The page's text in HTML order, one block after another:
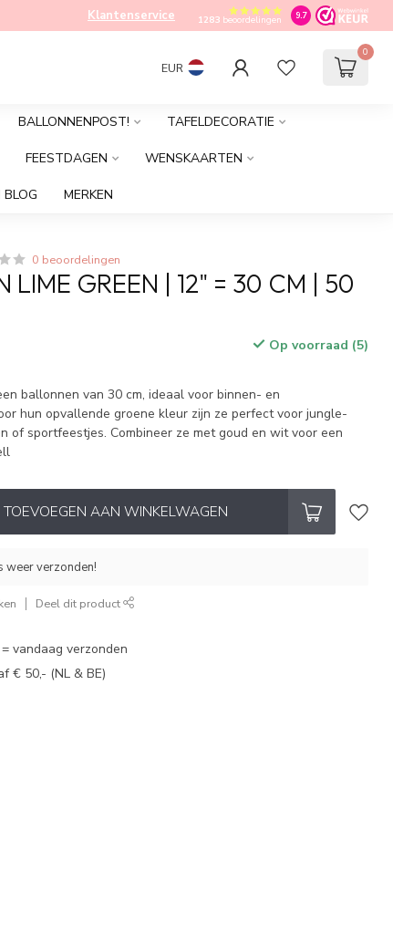
Klantenservice 1283beoordelingen 9.7
EUR
0
BALLONNENPOST! TAFELDECORATIE
FEESTDAGEN WENSKAARTEN
MERKEN
0 beoordelingen
LIME GREEN | 12" = 30 CM | 50
Op voorraad (5)
ballonnen van 30 cm, ideaal voor binnen- en
hun opvallende groene kleur zijn ze perfect voor jungle-
of sportfeestjes. Combineer ze met goud en wit voor een
TOEVOEGEN AAN WINKELWAGEN
weer verzonden!
Deel dit product
vandaag verzonden
€ 50,- (NL & BE)